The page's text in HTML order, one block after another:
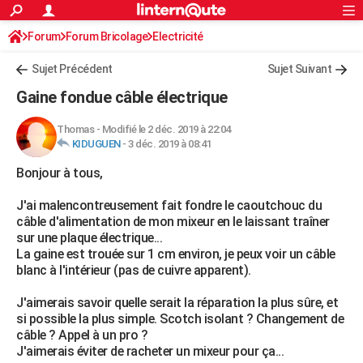
ACTUALITÉS
Politique
Société
Faits Divers
Education
Monde
Villes
+
FINANCE
Retraite
Impôts
Epargne
Immobilier
Risques naturels par ville
Banque
Assurance
Crédit
AUTO
Essais
Réserver un essai
Citadines
Berlines
SUV
Forum auto
+HIGH-TECH
Mobiles
Meilleur smartphone
Internet
Ordinateurs
Jeux vidéo
Guide high-tech
+BRICOLAGE
Forum
Aménagement intérieur
Extérieur
Cuisine
Salle de bains
Jardinage
Rangement
WEEK-END
Art de vivre
Bien-être
Loisirs
ModeModes de vie
SANTE
Alimentation
Guide de la santé
Maladies
Médicaments
Sommeil
VOYAGE
S'inscrire
Connexion
Forum Forum Bricolage Electricité
Sujet Précédent Sujet Suivant
Gaine fondue câble électrique
Thomas- Modifié le 2 déc. 2019 à 22:04
KIDUGUEN- 3 déc. 2019 à 08:41
Bonjour à tous,
J'ai malencontreusement fait fondre le caoutchouc du
câble d'alimentation de mon mixeur en le laissant traîner
sur une plaque électrique...
La gaine est trouée sur 1 cm environ, je peux voir un câble
blanc à l'intérieur (pas de cuivre apparent).
J'aimerais savoir quelle serait la réparation la plus sûre, et
si possible la plus simple. Scotch isolant ? Changement de
câble ? Appel à un pro ?
J'aimerais éviter de racheter un mixeur pour ça...